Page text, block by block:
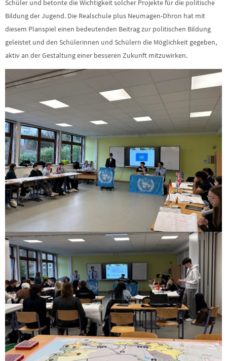
Schüler und betonte die Wichtigkeit solcher Projekte für die politische
Bildung der Jugend. Die Realschule plus Neumagen-Dhron hat mit
diesem Planspiel einen bedeutenden Beitrag zur politischen Bildung
geleistet und den Schülerinnen und Schülern die Möglichkeit gegeben,
aktiv an der Gestaltung einer besseren Zukunft mitzuwirken.